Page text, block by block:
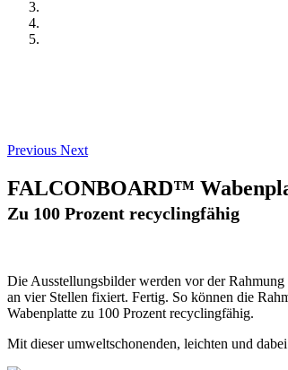
Previous Next
FALCONBOARD™
Zu 100 Prozent recyclingfähig
Die Ausstellungsbilder werden vor der
an vier Stellen fixiert. Fertig. So können die
Wabenplatte zu 100 Prozent recyclingfähig.
Mit dieser umweltschonenden, leichten und